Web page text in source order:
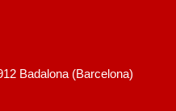
Badalona (Barcelona)